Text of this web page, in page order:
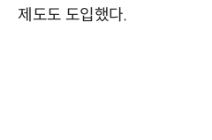
제도도 도입했다.